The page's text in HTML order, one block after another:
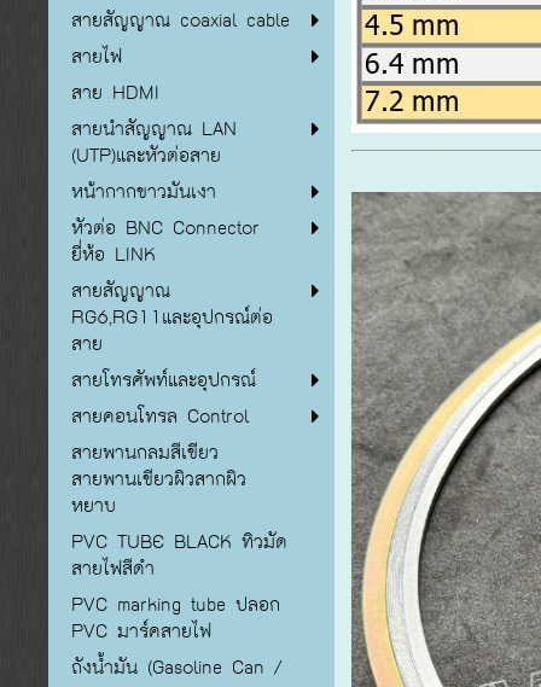
สายสัญญาณ coaxial cable
สายไฟ
สาย HDMI
สายนำสัญญาณ LAN
(UTP)และหัวต่อสาย
หน้ากากขาวมันเงา
หัวต่อ BNC Connector
ยี่ห้อ LINK
สายสัญญาณ
RG6,RG11และอุปกรณ์ต่อ
สาย
สายโทรศัพท์และอุปกรณ์
สายคอนโทรล Control
สายพานกลมสีเขียว
สายพานเขียวผิวสากผิว
หยาบ
PVC TUBE BLACK ทิวมัด
สายไฟสีดำ
PVC marking tube ปลอก
PVC มาร์คสายไฟ
ถังน้ำมัน (Gasoline Can /